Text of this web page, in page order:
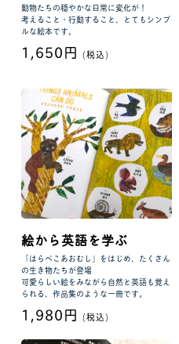
動物たちの穏やかな日常に変化が！
考えること・行動すること、とてもシンプ
ルな絵本です。
1,650円 (税込)
絵から英語を学ぶ
「はらぺこあおむし」をはじめ、たくさん
の生き物たちが登場
可愛らしい絵をみながら自然と英語も覚え
られる、作品集のような一冊です。
1,980円 (税込)